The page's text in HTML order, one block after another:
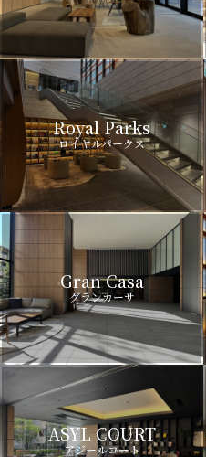
Royal Parks
ロイヤルパークス
Gran Casa
グランカーサ
ASYL COURT
アジールコート